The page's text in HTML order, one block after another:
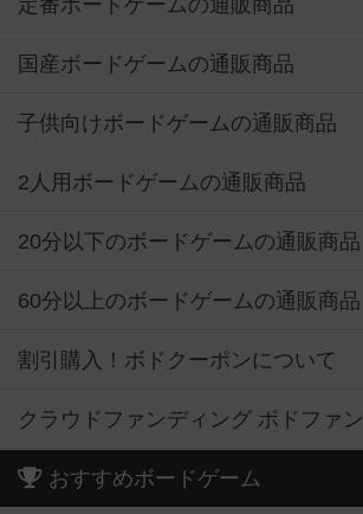
定番ボードゲームの通販商品
国産ボードゲームの通販商品
子供向けボードゲームの通販商品
2人用ボードゲームの通販商品
20分以下のボードゲームの通販商品
60分以上のボードゲームの通販商品
割引購入！ボドクーポンについて
クラウドファンディング ボドファン
おすすめボードゲーム